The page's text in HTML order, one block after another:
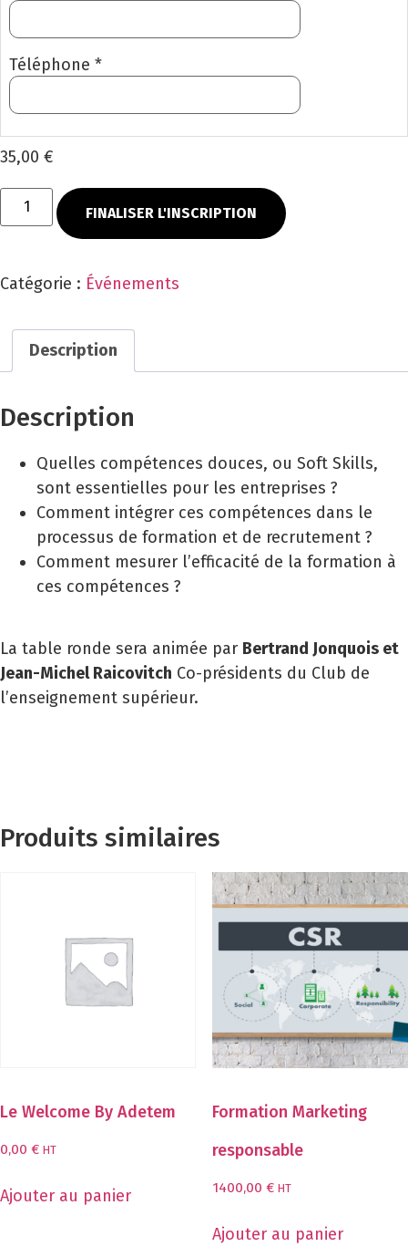
Téléphone *
35,00 €
FINALISER L'INSCRIPTION
Catégorie : Événements
Description
Description
Quelles compétences douces, ou Soft Skills,
sont essentielles pour les entreprises ?
Comment intégrer ces compétences dans le
processus de formation et de recrutement ?
Comment mesurer l’efficacité de la formation à
ces compétences ?
La table ronde sera animée par Bertrand Jonquois et
Jean-Michel Raicovitch Co-présidents du Club de
l’enseignement supérieur.
Produits similaires
Le Welcome By Adetem
0,00 € HT
Ajouter au panier
Formation Marketing
responsable
1400,00 € HT
Ajouter au panier